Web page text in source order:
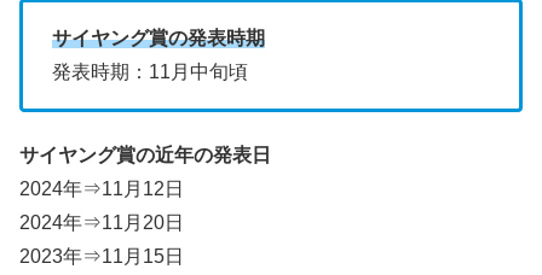
サイヤング賞の発表時期
発表時期：11月中旬頃
サイヤング賞の近年の発表日
2024年⇒11月12日
2024年⇒11月20日
2023年⇒11月15日